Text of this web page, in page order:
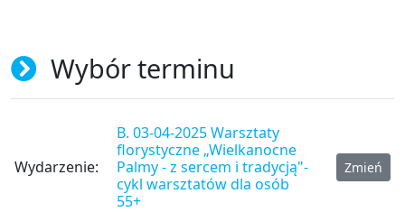
Wybór terminu
Wydarzenie:
B. 03-04-2025 Warsztaty
florystyczne „Wielkanocne
Palmy - z sercem i tradycją"-
cykl warsztatów dla osób
55+
Zmień